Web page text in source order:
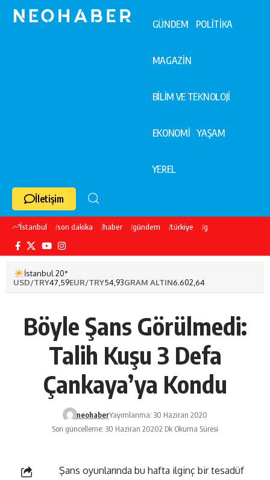
GÜNDEM POLİTİKA
MAGAZİN
BİLİM VE TEKNOLOJİ
EKONOMİ YAŞAM
YEREL
İletişim
İstanbul son dakika haber gündem türkiye galatasaray
İstanbul 20°
USD/TRY47,59EUR/TRY54,93GRAM ALTIN6.602,64
Böyle Şans Görülmedi:
Talih Kuşu 3 Defa
Çankaya’ya Kondu
neohaberYayımlanma: 30 Haziran 2020
Son güncelleme: 30 Haziran 20202 Dk Okuma Süresi
Şans oyunlarında bu hafta ilginç bir tesadüf